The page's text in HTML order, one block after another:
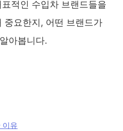
적인 수입차 브랜드들을
중요한지, 어떤 브랜드가
아봅니다.
이유